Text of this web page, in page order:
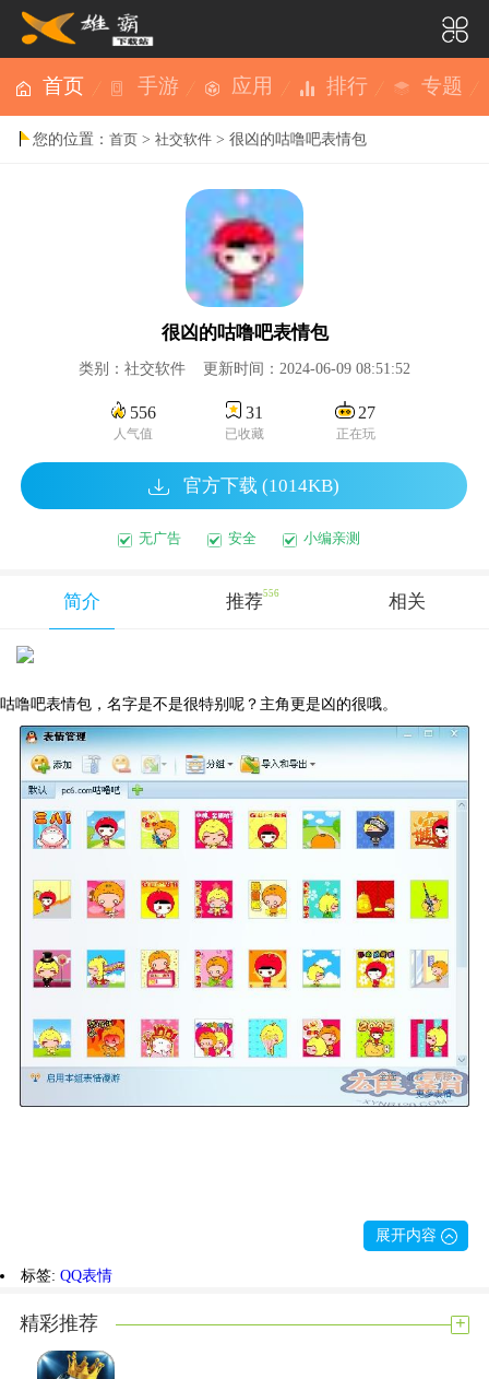
首页 手游 应用 排行 专题
您的位置：首页 >社交软件 > 很凶的咕噜吧表情包
很凶的咕噜吧表情包
类别：社交软件 更新时间：2024-06-09 08:51:52
556
人气值
31
已收藏
27
正在玩
官方下载 (1014KB)
无广告 安全 小编亲测
简介 推荐556 相关
咕噜吧表情包，名字是不是很特别呢？主角更是凶的很哦。
展开内容
标签:QQ表情
精彩推荐 +